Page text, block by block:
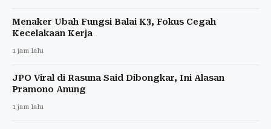
Menaker Ubah Fungsi Balai K3, Fokus Cegah
Kecelakaan Kerja
1 jam lalu
JPO Viral di Rasuna Said Dibongkar, Ini Alasan
Pramono Anung
1 jam lalu